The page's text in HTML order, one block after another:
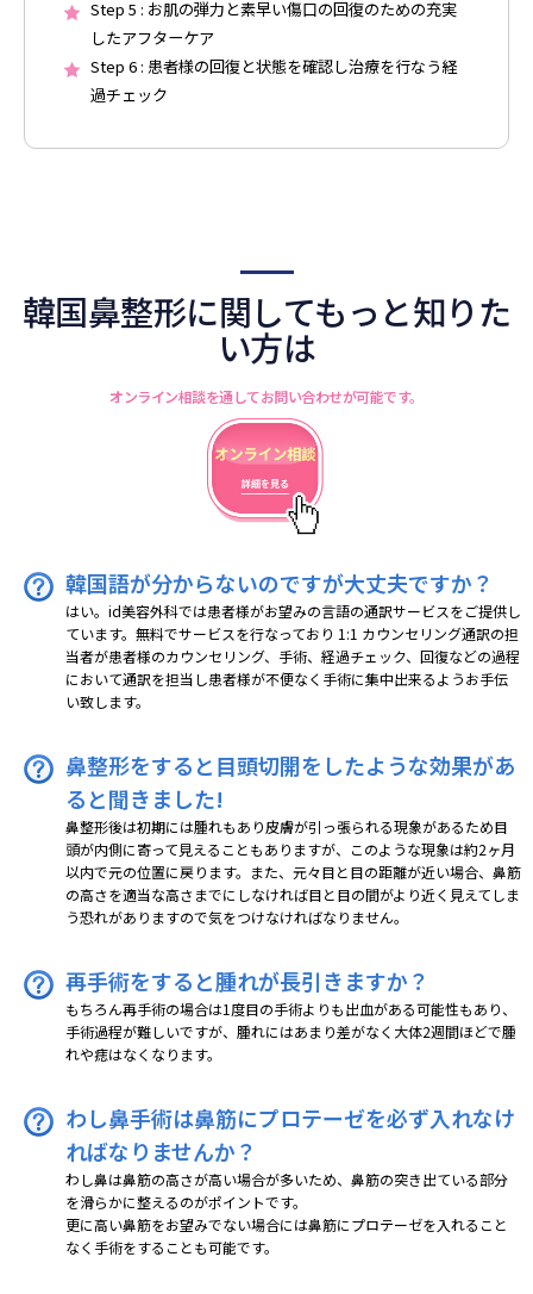
Step 5 : お肌の弾力と素早い傷口の回復のための充実
したアフターケア
Step 6 : 患者様の回復と状態を確認し治療を行なう経
過チェック
韓国鼻整形に関してもっと知りた
い方は
オンライン相談を通してお問い合わせが可能です。
韓国語が分からないのですが大丈夫ですか？
はい。id美容外科では患者様がお望みの言語の通訳サービスをご提供し
ています。無料でサービスを行なっており 1:1 カウンセリング通訳の担
当者が患者様のカウンセリング、手術、経過チェック、回復などの過程
において通訳を担当し患者様が不便なく手術に集中出来るようお手伝
い致します。
鼻整形をすると目頭切開をしたような効果があ
ると聞きました!
鼻整形後は初期には腫れもあり皮膚が引っ張られる現象があるため目
頭が内側に寄って見えることもありますが、このような現象は約2ヶ月
以内で元の位置に戻ります。また、元々目と目の距離が近い場合、鼻筋
の高さを適当な高さまでにしなければ目と目の間がより近く見えてしま
う恐れがありますので気をつけなければなりません。
再手術をすると腫れが長引きますか？
もちろん再手術の場合は1度目の手術よりも出血がある可能性もあり、
手術過程が難しいですが、腫れにはあまり差がなく大体2週間ほどで腫
れや痣はなくなります。
わし鼻手術は鼻筋にプロテーゼを必ず入れなけ
ればなりませんか？
わし鼻は鼻筋の高さが高い場合が多いため、鼻筋の突き出ている部分
を滑らかに整えるのがポイントです。
更に高い鼻筋をお望みでない場合には鼻筋にプロテーゼを入れること
なく手術をすることも可能です。